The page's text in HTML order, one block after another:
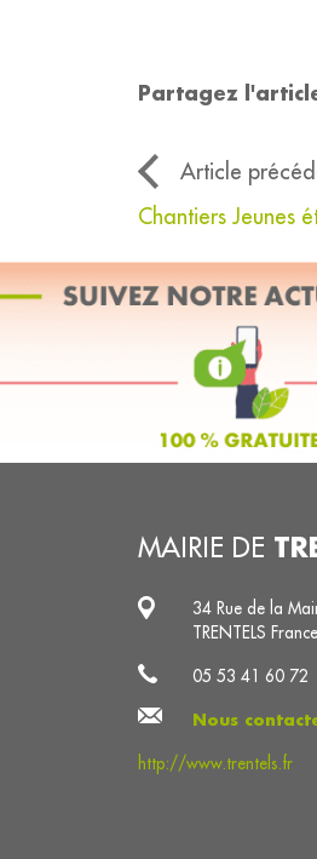
Partagez
Article
Chantiers Jeunes
MAIRIE DE
34 Rue de la
TRENTELS France
05 53 41 60 72
Nous
http://www.trentels.fr